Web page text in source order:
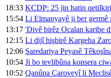
18:33 KCDP: 25 jin hatin
15:54 Li Elmanyayê ji ber germê
13:17 'Divê birêz Ocalan karibe
12:15 Li dijî hişbirê Kargeha
12:06 Şaredariya Peyasê
10:54 Ji bo tevlibûna konsera
10:52 Qanûna Çaroveyî li